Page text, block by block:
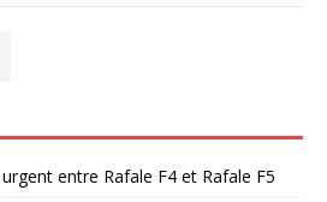
entre Rafale F4 et Rafale F5